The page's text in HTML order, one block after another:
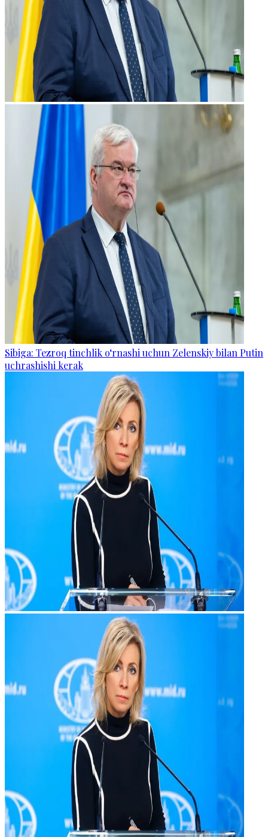
Sibiga: Tezroq tinchlik o‘rnashi uchun Zelenskiy bilan Putin
uchrashishi kerak